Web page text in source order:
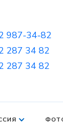
987-34-82
287 34 82
287 34 82